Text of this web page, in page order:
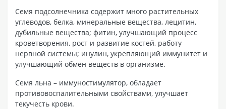
Семя подсолнечника содержит много растительных
углеводов, белка, минеральные вещества, лецитин,
дубильные вещества; фитин, улучшающий процесс
кроветворения, рост и развитие костей, работу
нервной системы; инулин, укрепляющий иммунитет и
улучшающий обмен веществ в организме.
Семя льна – иммуностимулятор, обладает
противовоспалительными свойствами, улучшает
текучесть крови.